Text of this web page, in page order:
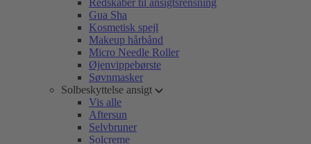
Redskaber til ansigtsrensning
Gua Sha
Kosmetisk spejl
Makeup hårbånd
Micro Needle Roller
Øjenvippebørste
Søvnmasker
Solbeskyttelse ansigt
Vis alle
Aftersun
Selvbruner
Solcreme